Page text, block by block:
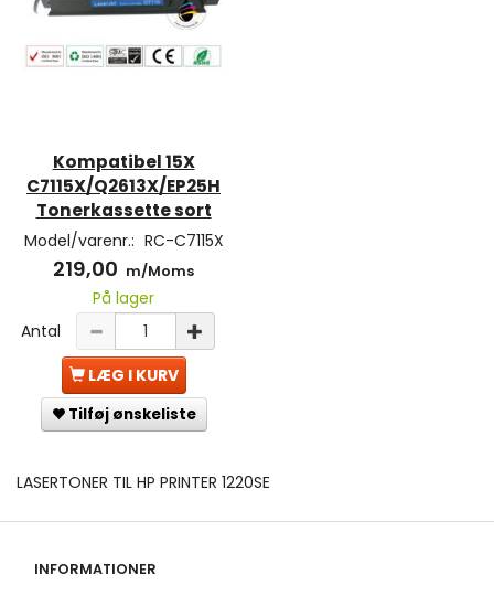
Kompatibel 15X
C7115X/Q2613X/EP25H
Tonerkassette sort
Model/varenr.: RC-C7115X
219,00 m/Moms
På lager
Antal
LÆG I KURV
Tilføj ønskeliste
LASERTONER TIL HP PRINTER 1220SE
INFORMATIONER